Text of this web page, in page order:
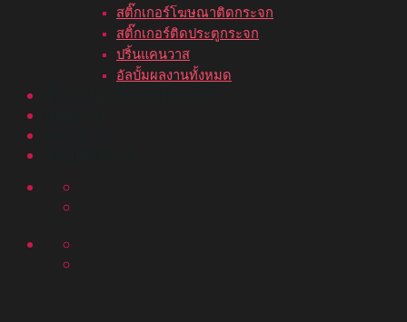
สติ๊กเกอร์โฆษณาติดกระจก
สติ๊กเกอร์ติดประตูกระจก
ปริ้นแคนวาส
อัลบั้มผลงานทั้งหมด